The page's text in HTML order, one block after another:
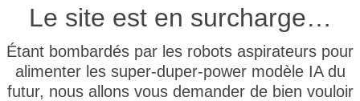
Le site est en surcharge…
Étant bombardés par les robots aspirateurs pour
alimenter les super-duper-power modèle IA du
futur, nous allons vous demander de bien vouloir